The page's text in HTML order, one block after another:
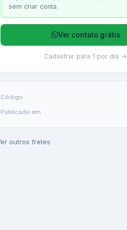
sem criar conta.
Ver contato grátis
Cadastrar para 1 por dia →
Código
Publicado em
outros fretes